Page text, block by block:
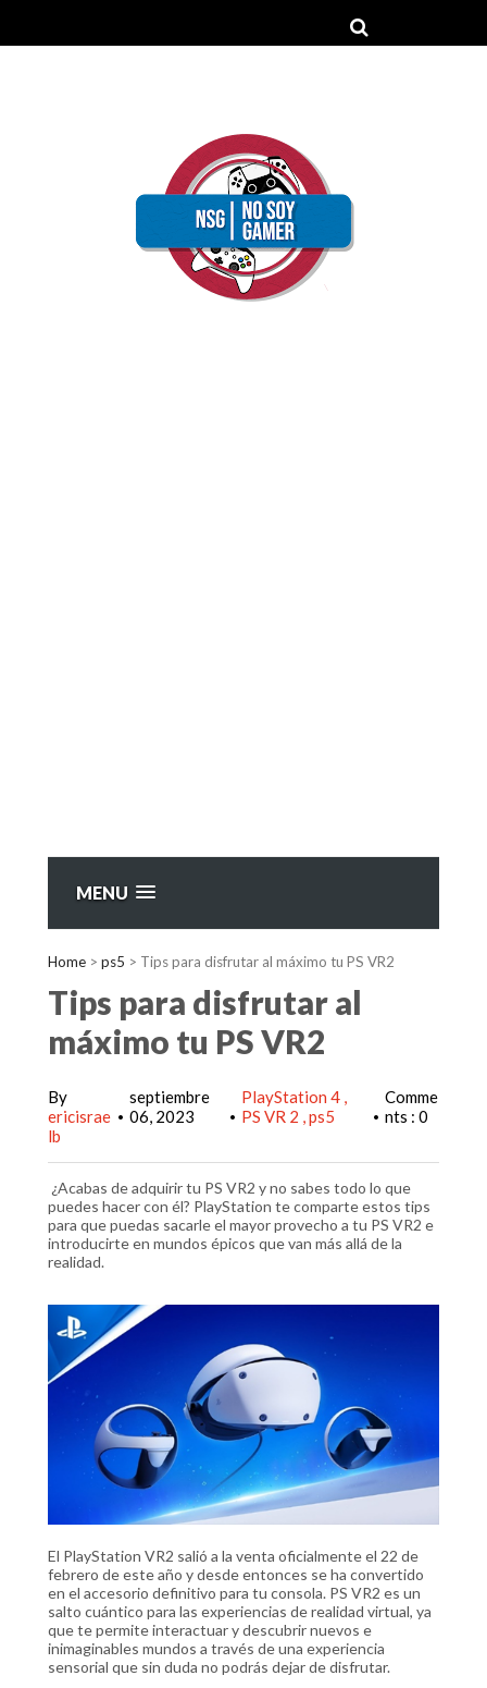
MENU
Home > ps5 > Tips para disfrutar al máximo tu PS VR2
Tips para disfrutar al
máximo tu PS VR2
By
ericisrae
lb
•
septiembre
06, 2023
•
PlayStation 4
PS VR 2 ps5 •
Comme
nts : 0
¿Acabas de adquirir tu PS VR2 y no sabes todo lo que
puedes hacer con él? PlayStation te comparte estos tips
para que puedas sacarle el mayor provecho a tu PS VR2 e
introducirte en mundos épicos que van más allá de la
realidad.
El PlayStation VR2 salió a la venta oficialmente el 22 de
febrero de este año y desde entonces se ha convertido
en el accesorio definitivo para tu consola. PS VR2 es un
salto cuántico para las experiencias de realidad virtual, ya
que te permite interactuar y descubrir nuevos e
inimaginables mundos a través de una experiencia
sensorial que sin duda no podrás dejar de disfrutar.